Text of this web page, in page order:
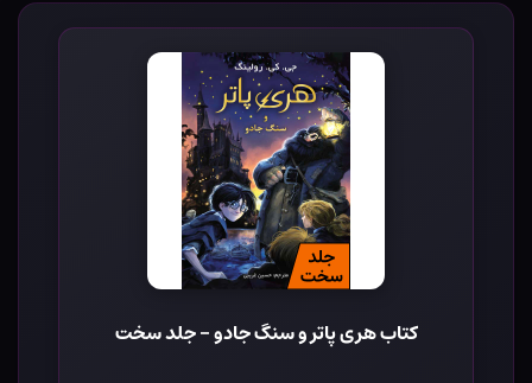
کتاب هری پاتر و سنگ جادو - جلد سخت